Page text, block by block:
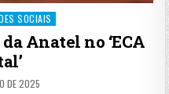
SOCIAIS
Anatel no ‘ECA
DE 2025